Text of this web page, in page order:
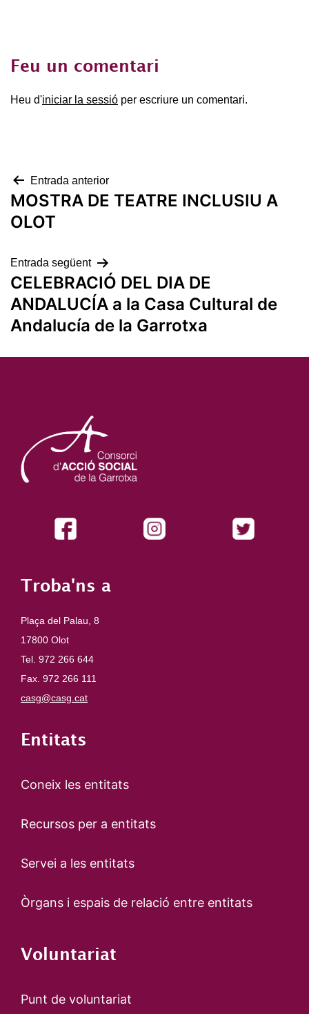
Feu un comentari
Heu d'iniciar la sessió per escriure un comentari.
Navegació
d'entrades
Entrada anterior
MOSTRA DE TEATRE INCLUSIU A
OLOT
Entrada següent
CELEBRACIÓ DEL DIA DE
ANDALUCÍA a la Casa Cultural de
Andalucía de la Garrotxa
Troba'ns a
Plaça del Palau, 8
17800 Olot
Tel. 972 266 644
Fax. 972 266 111
casg@casg.cat
Entitats
Coneix les entitats
Recursos per a entitats
Servei a les entitats
Òrgans i espais de relació entre entitats
Voluntariat
Punt de voluntariat